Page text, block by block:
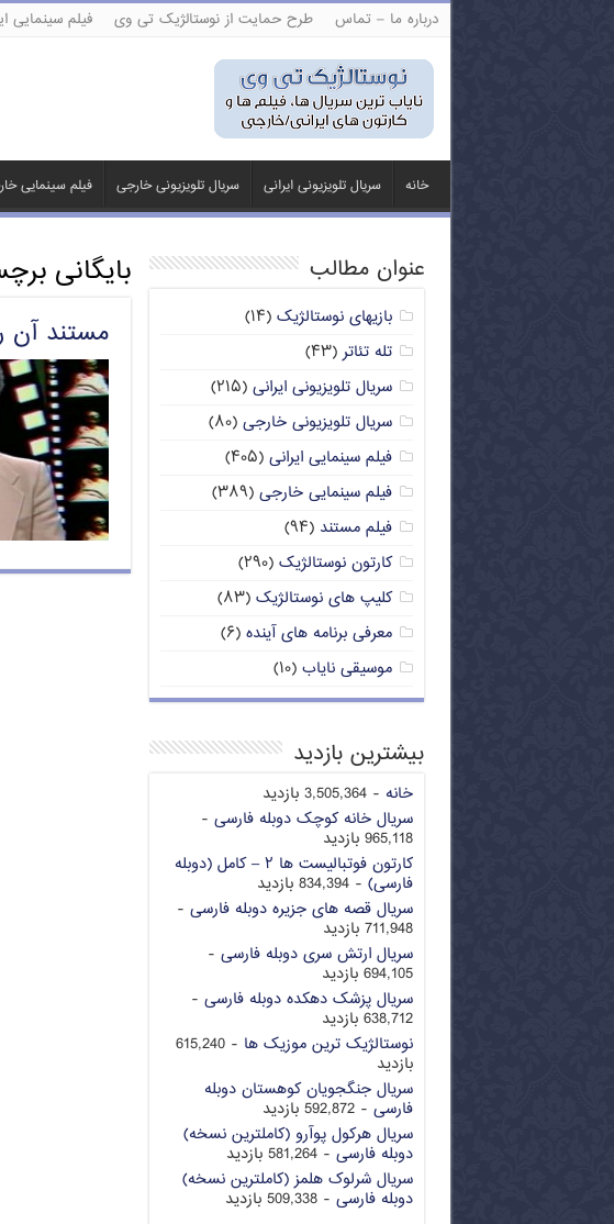
درباره ما – تماس طرح حمایت از نوستالژیک تی وی فیلم سینمایی
خانه سریال تلویزیونی ایرانی سریال تلویزیونی خارجی فیلم سینمایی
بایگانی
مستند آن
عنوان مطالب
بازیهای نوستالژیک (۱۴)
تله تئاتر(۴۳)
سریال تلویزیونی ایرانی (۲۱۵)
سریال تلویزیونی خارجی (۸۰)
فیلم سینمایی ایرانی (۴۰۵)
فیلم سینمایی خارجی (۳۸۹)
فیلم مستند (۹۴)
کارتون نوستالژیک (۲۹۰)
کلیپ های نوستالژیک (۸۳)
معرفی برنامه های آینده (۶)
موسیقی نایاب (۱۰)
بیشترین بازدید
خانه - 3,505,364 بازدید
سریال خانه کوچک دوبله فارسی -
965,118 بازدید
کارتون فوتبالیست ها ۲ – کامل (دوبله
فارسی) - 834,394 بازدید
سریال قصه های جزیره دوبله فارسی -
711,948 بازدید
سریال ارتش سری دوبله فارسی -
694,105 بازدید
سریال پزشک دهکده دوبله فارسی -
638,712 بازدید
نوستالژیک ترین موزیک ها
- 615,240
بازدید
سریال جنگجویان کوهستان دوبله
فارسی - 592,872 بازدید
سریال هرکول پوآرو (کاملترین نسخه)
دوبله فارسی - 581,264 بازدید
سریال شرلوک هلمز (کاملترین نسخه)
دوبله فارسی - 509,338 بازدید